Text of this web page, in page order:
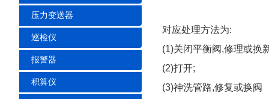
压力变送器
巡检仪
报警器
积算仪
对应处理方法为:
(1)关闭平衡阀,修理或换
(2)打开;
(3)神洗管路,修复或换阀